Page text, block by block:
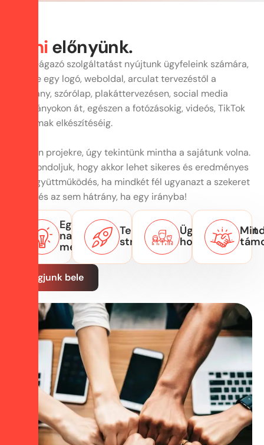
mi előnyünk.
Szerteágazó szolgáltatást nyújtunk ügyfeleink számára,
kezdve egy logó, weboldal, arculat tervezéstől a
kiadvány, szórólap, plakáttervezésen, social media
kampányokon át, egészen a fotózásokig, videós, TikTok
tartalmak elkészítéséig.
Minden projekre, úgy tekintünk mintha a sajátunk volna.
Úgy gondoljuk, hogy akkor lehet sikeres és eredményes
egy együttműködés, ha mindkét fél ugyanazt a szekeret
húzza és az sem hátrány, ha egy irányba!
Egyszerű,
nagyszerű
megoldások
Teljeskörű
stratégia
Ügyfélorientált
hozzáállás
Vágjunk bele